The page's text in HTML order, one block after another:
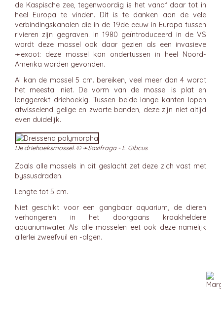
de Kaspische zee, tegenwoordig is het vanaf daar tot in
heel Europa te vinden. Dit is te danken aan de vele
verbindingskanalen die in de 19de eeuw in Europa tussen
rivieren zijn gegraven. In 1980 geïntroduceerd in de VS
wordt deze mossel ook daar gezien als een invasieve
➛exoot: deze mossel kan ondertussen in heel Noord-
Amerika worden gevonden.
Al kan de mossel 5 cm. bereiken, veel meer dan 4 wordt
het meestal niet. De vorm van de mossel is plat en
langgerekt driehoekig. Tussen beide lange kanten lopen
afwisselend gelige en zwarte banden, deze zijn niet altijd
even duidelijk.
De driehoeksmossel. © ➛Saxifraga - E. Gibcus
Zoals alle mossels in dit geslacht zet deze zich vast met
byssusdraden.
Lengte tot 5 cm.
Niet geschikt voor een gangbaar aquarium, de dieren
verhongeren in het doorgaans kraakheldere
aquariumwater. Als alle mosselen eet ook deze namelijk
allerlei zweefvuil en -algen.